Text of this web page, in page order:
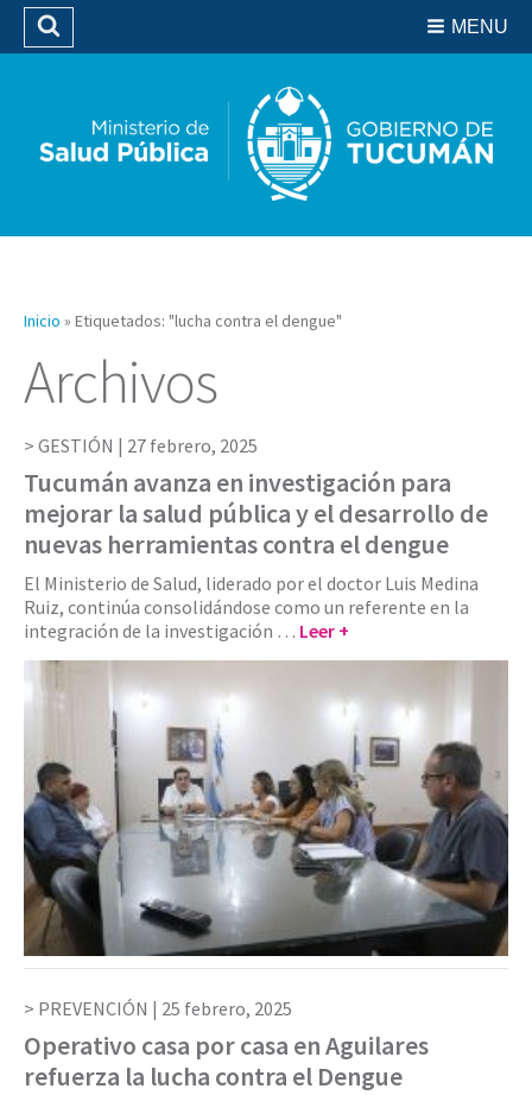
Biblioteca
MENU
Buscar
Inicio » Etiquetados: "lucha contra el dengue"
Archivos
GESTIÓN | 27 febrero, 2025
Tucumán avanza en investigación para
mejorar la salud pública y el desarrollo de
nuevas herramientas contra el dengue
El Ministerio de Salud, liderado por el doctor Luis Medina
Ruiz, continúa consolidándose como un referente en la
integración de la investigación … Leer +
PREVENCIÓN | 25 febrero, 2025
Operativo casa por casa en Aguilares
refuerza la lucha contra el Dengue